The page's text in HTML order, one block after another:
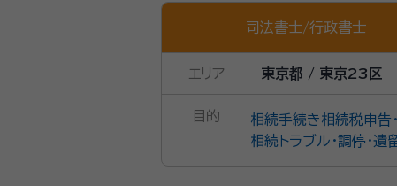
司法書士/行政書士
エリア 東京都 / 東京23区
目的 相続手続き相続税申告
相続トラブル・調停・